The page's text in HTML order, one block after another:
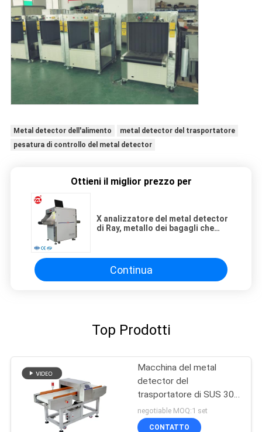
Metal detector dell'alimento
metal detector del trasportatore
pesatura di controllo del metal detector
Ottieni il miglior prezzo per
X analizzatore del metal detector
di Ray, metallo dei bagagli che
Continua
Top Prodotti
Macchina del metal
detector del
trasportatore di SUS 304
per sensibilità di industria
alimentare l'alta
negotiable MOQ:1 set
CONTATTO